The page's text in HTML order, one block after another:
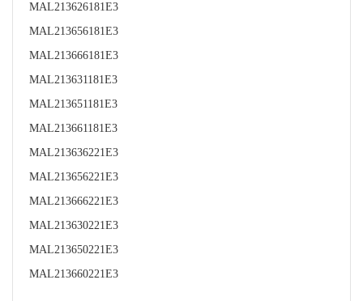
MAL213626181E3
MAL213656181E3
MAL213666181E3
MAL213631181E3
MAL213651181E3
MAL213661181E3
MAL213636221E3
MAL213656221E3
MAL213666221E3
MAL213630221E3
MAL213650221E3
MAL213660221E3